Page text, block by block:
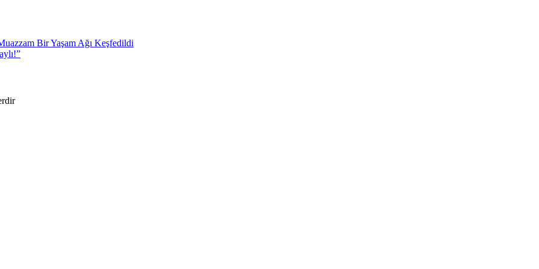
Bir Yaşam Ağı Keşfedildi